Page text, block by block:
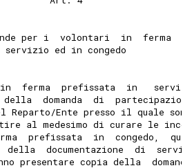
per i  volontari  in  ferma
servizio ed in congedo
ferma  prefissata  in
della  domanda  di
Reparto/Ente presso il quale
al medesimo di curare le
prefissata  in  congedo,
della  documentazione  di
presentare copia della